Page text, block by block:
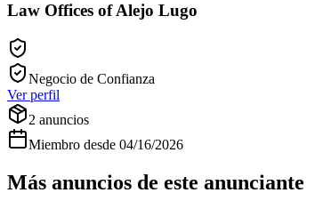
Law Offices of Alejo Lugo
Negocio de Confianza
Ver perfil
2 anuncios
Miembro desde 04/16/2026
Más anuncios de este anunciante